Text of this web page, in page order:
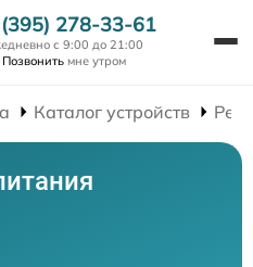
278-33-61
с 9:00 до 21:00
Позвонить мне утром
Каталог устройств